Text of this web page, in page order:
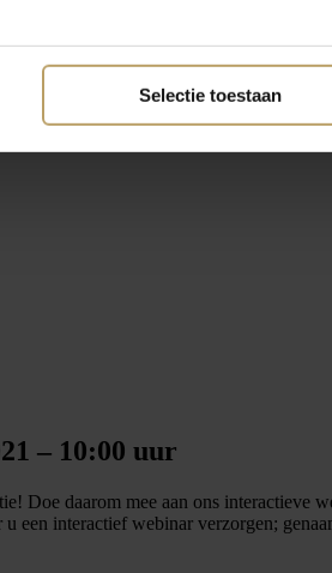
Selectie toestaan
– 10:00 uur
Doe daarom mee aan ons
u een interactief webinar verzorgen;